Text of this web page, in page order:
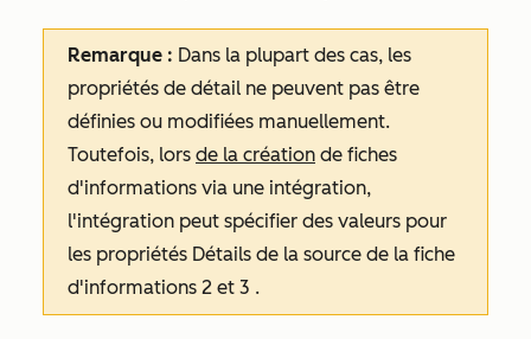
Remarque : Dans la plupart des cas, les
propriétés de détail ne peuvent pas être
définies ou modifiées manuellement.
Toutefois, lors de la création de fiches
d'informations via une intégration,
l'intégration peut spécifier des valeurs pour
les propriétés Détails de la source de la fiche
d'informations 2 et 3 .